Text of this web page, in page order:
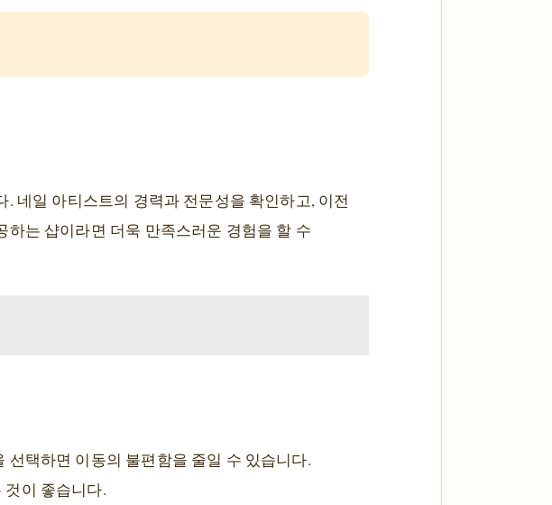
네일 아티스트의 경력과 전문성을 확인하고, 이전
는 샵이라면 더욱 만족스러운 경험을 할 수
택하면 이동의 불편함을 줄일 수 있습니다.
이 좋습니다.